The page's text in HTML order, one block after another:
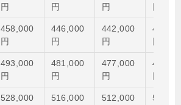
円
円
円
458,000
円
446,000
円
442,000
円
493,000
円
481,000
円
477,000
円
528,000
516,000
512,000